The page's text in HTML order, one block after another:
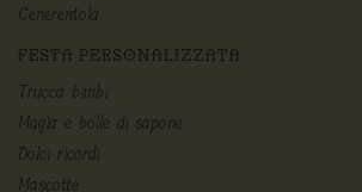
Cenerentola
FESTA PERSONALIZZATA
Trucca bimbi
Magia e bolle di sapone
Dolci ricordi
Mascotte